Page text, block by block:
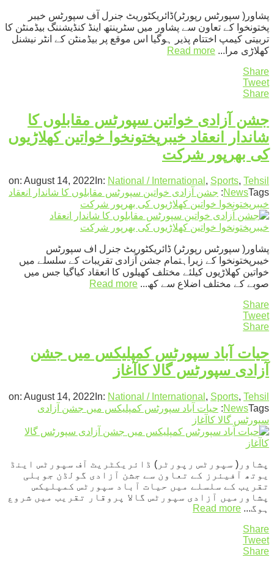
پشاور( سپورٹس رپورٹر)ڈائریکٹوریٹ جنرل آف سپورٹس خیبر
پختونخوا کے تعاون سے پشاور میں سٹرینتھ اینڈ کنڈیشننگ بیڈمنٹن کا
تربیتی کیمپ اختتام پذیر ہوگیا اس موقع پر بیڈمنٹن کے انٹر نیشنل
کھلاڑی مرا... Read more
Share
Tweet
Share
جشن آزادی خواتین سپورٹس مقابلوں کا
شاندار انعقاد خیبرپختونخوا خواتین کھلاڑیوں
کی بھرپور شرکت
on: August 14, 2022 In: National / International , Sports, Tehsil
NewsTags:
جشن آزادی خواتین سپورٹس مقابلوں کا شاندار انعقاد
خیبرپختونخوا خواتین کھلاڑیوں کی بھرپور شرکت
پشاور( سپورٹس رپورٹر) ڈائریکٹوریٹ جنرل اف سپورٹس
خیبرپختونخوا کے زیراہتمام جشن آزادی تقریبات کے سلسلے میں
خواتین کھلاڑیوں کیلئے مختلف کھیلوں کا انعقاد کیاگیا جس میں
صوبے کے مختلف اضلاع سے کھ... Read more
Share
Tweet
Share
حیات آباد سپورٹس کمپلیکس میں جشن
آزادی سپورٹس گالا کاآغاز
on: August 14, 2022 In: National / International , Sports, Tehsil
NewsTags:
حیات آباد سپورٹس کمپلیکس میں جشن آزادی
سپورٹس گالا کاآغاز
پشاور( سپورٹس رپورٹر) ڈائریکٹریٹ آف سپورٹس اینڈ
یوتھ آفیئرز کے تعاون سے جشن آزادی گولڈن جوبلی
تقریب کے سلسلے میں حیات آباد سپورٹس کمپلیکس
پشاورمیں آزادی سپورٹس گالا پروقار تقریب میں شروع
ہوگ... Read more
Share
Tweet
Share